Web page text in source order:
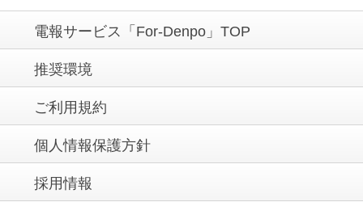
電報サービス「For-Denpo」TOP
推奨環境
ご利用規約
個人情報保護方針
採用情報